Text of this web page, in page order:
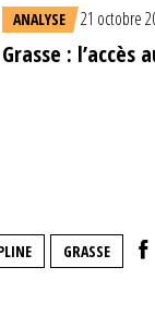
ANALYSE 21 octobre
Grasse :
GRASSE